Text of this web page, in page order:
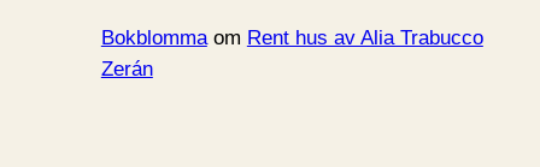
Bokblommaom Rent hus av Alia Trabucco
Zerán